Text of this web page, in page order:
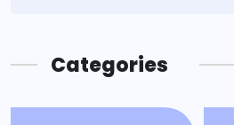
Categories